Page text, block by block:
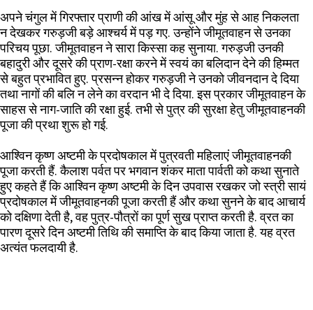
अपने चंगुल में गिरफ्तार प्राणी की आंख में आंसू और मुंह से आह निकलता
न देखकर गरुड़जी बड़े आश्चर्य में पड़ गए. उन्होंने जीमूतवाहन से उनका
परिचय पूछा. जीमूतवाहन ने सारा किस्सा कह सुनाया. गरुड़जी उनकी
बहादुरी और दूसरे की प्राण-रक्षा करने में स्वयं का बलिदान देने की हिम्मत
से बहुत प्रभावित हुए. प्रसन्न होकर गरुड़जी ने उनको जीवनदान दे दिया
तथा नागों की बलि न लेने का वरदान भी दे दिया. इस प्रकार जीमूतवाहन के
साहस से नाग-जाति की रक्षा हुई. तभी से पुत्र की सुरक्षा हेतु जीमूतवाहनकी
पूजा की प्रथा शुरू हो गई.
आश्विन कृष्ण अष्टमी के प्रदोषकाल में पुत्रवती महिलाएं जीमूतवाहनकी
पूजा करती हैं. कैलाश पर्वत पर भगवान शंकर माता पार्वती को कथा सुनाते
हुए कहते हैं कि आश्विन कृष्ण अष्टमी के दिन उपवास रखकर जो स्त्री सायं
प्रदोषकाल में जीमूतवाहनकी पूजा करती हैं और कथा सुनने के बाद आचार्य
को दक्षिणा देती है, वह पुत्र-पौत्रों का पूर्ण सुख प्राप्त करती है. व्रत का
पारण दूसरे दिन अष्टमी तिथि की समाप्ति के बाद किया जाता है. यह व्रत
अत्यंत फलदायी है.